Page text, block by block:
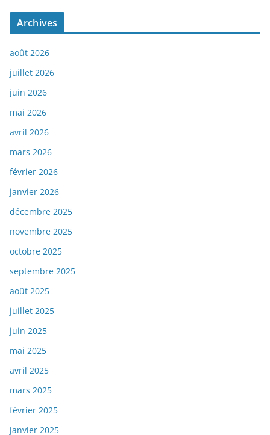
Archives
août 2026
juillet 2026
juin 2026
mai 2026
avril 2026
mars 2026
février 2026
janvier 2026
décembre 2025
novembre 2025
octobre 2025
septembre 2025
août 2025
juillet 2025
juin 2025
mai 2025
avril 2025
mars 2025
février 2025
janvier 2025